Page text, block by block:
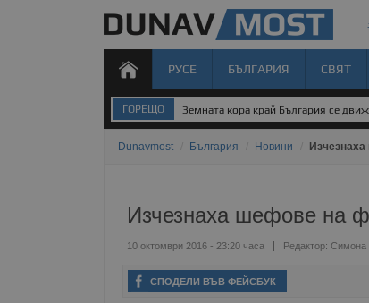
РУСЕ БЪЛГАРИЯ СВЯТ
ГОРЕЩО Земната кора край България се
Dunavmost България Новини
Изчезнаха шефове на
10 октомври 2016 - 23:20 часа Редактор: Симона
СПОДЕЛИ ВЪВ ФЕЙСБУК